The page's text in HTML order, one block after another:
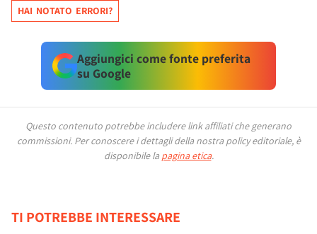
HAI NOTATO ERRORI?
Aggiungici come fonte preferita
su Google
Questo contenuto potrebbe includere link affiliati che generano
commissioni. Per conoscere i dettagli della nostra policy editoriale, è
disponibile la pagina etica.
TI POTREBBE INTERESSARE